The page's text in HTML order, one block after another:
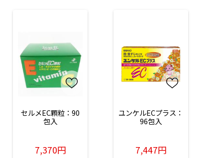
セルメEC顆粒：90
包入
7,370円
ユンケルECプラス：
96包入
7,447円